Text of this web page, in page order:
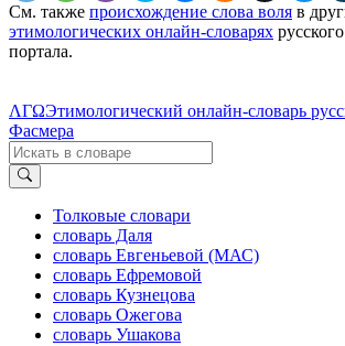
См. также происхождение слова воля в
этимологических онлайн-словарях
портала.
ΛΓΩЭтимологический онлайн-словарь
Фасмера
Толковые словари
словарь Даля
словарь Евгеньевой (МАС)
словарь Ефремовой
словарь Кузнецова
словарь Ожегова
словарь Ушакова